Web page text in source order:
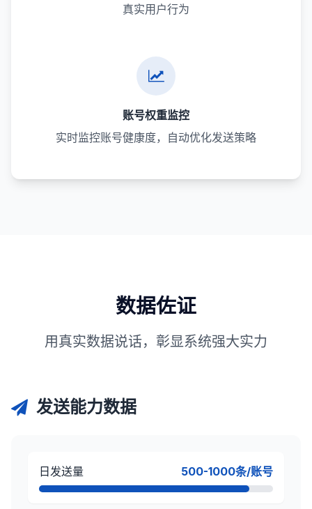
真实用户行为
账号权重监控
实时监控账号健康度，自动优化发送策略
数据佐证
用真实数据说话，彰显系统强大实力
发送能力数据
日发送量 500-1000条/账号